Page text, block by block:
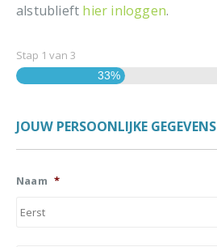
alstublieft hier inloggen.
Stap 1 van 3
33%
JOUW PERSOONLIJKE GEGEVENS
Naam *